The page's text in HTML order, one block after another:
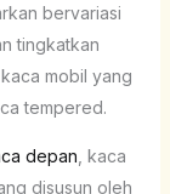
bervariasi
tingkatkan
mobil yang
tempered.
depan , kaca
disusun oleh